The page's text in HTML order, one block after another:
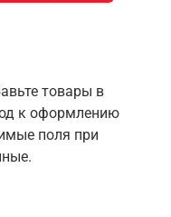
товары в
к оформлению
поля при